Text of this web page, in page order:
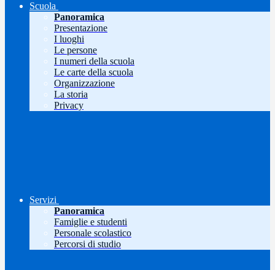
Scuola
Panoramica
Presentazione
I luoghi
Le persone
I numeri della scuola
Le carte della scuola
Organizzazione
La storia
Privacy
Servizi
Panoramica
Famiglie e studenti
Personale scolastico
Percorsi di studio